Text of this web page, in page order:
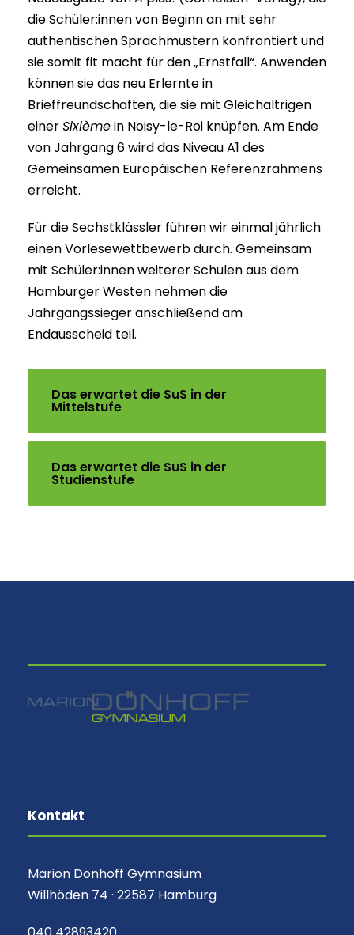
die Schüler:innen von Beginn an mit sehr
authentischen Sprachmustern konfrontiert und
sie somit fit macht für den „Ernstfall“. Anwenden
können sie das neu Erlernte in
Brieffreundschaften, die sie mit Gleichaltrigen
einerSixièmein Noisy-le-Roi knüpfen. Am Ende
von Jahrgang 6 wird das Niveau A1 des
Gemeinsamen Europäischen Referenzrahmens
erreicht.
Für die Sechstklässler führen wir einmal jährlich
einen Vorlesewettbewerb durch. Gemeinsam
mit Schüler:innen weiterer Schulen aus dem
Hamburger Westen nehmen die
Jahrgangssieger anschließend am
Endausscheid teil.
Das erwartet die SuS in der
Mittelstufe
Das erwartet die SuS in der
Studienstufe
Kontakt
Marion Dönhoff Gymnasium
Willhöden 74 · 22587 Hamburg